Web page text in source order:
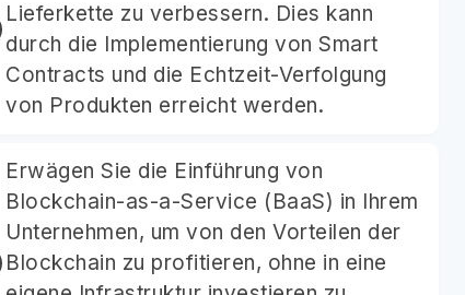
Lieferkette zu verbessern. Dies kann
durch die Implementierung von Smart
Contracts und die Echtzeit-Verfolgung
von Produkten erreicht werden.
Erwägen Sie die Einführung von
Blockchain-as-a-Service (BaaS) in Ihrem
Unternehmen, um von den Vorteilen der
Blockchain zu profitieren, ohne in eine